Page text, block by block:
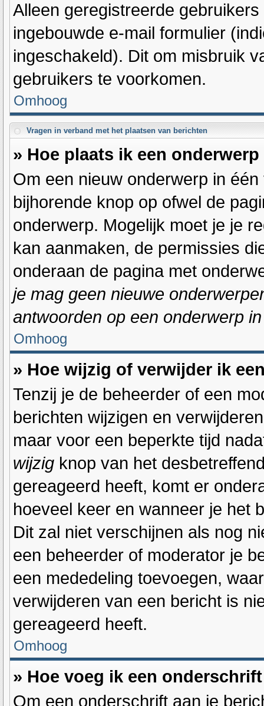
Alleen geregistreerde
ingebouwde e-mail formulier
ingeschakeld). Dit om misbruik
gebruikers te voorkomen.
Omhoog
Vragen in verband met het plaatsen van berichten
» Hoe plaats ik een
Om een nieuw onderwerp in
bijhorende knop op ofwel de
onderwerp. Mogelijk moet je je
kan aanmaken, de permissies
onderaan de pagina met
je mag geen nieuwe
antwoorden op een onderwerp
Omhoog
» Hoe wijzig of verwijder ik
Tenzij je de beheerder of een
berichten wijzigen en
maar voor een beperkte tijd
wijzig knop van het
gereageerd heeft, komt er
hoeveel keer en wanneer je het
Dit zal niet verschijnen als nog
een beheerder of moderator je
een mededeling toevoegen,
verwijderen van een bericht is
gereageerd heeft.
Omhoog
» Hoe voeg ik een
Om een onderschrift aan je